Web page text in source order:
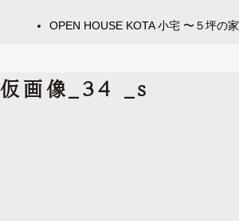
OPEN HOUSE KOTA 小宅 〜５坪の家
仮画像_34 _s